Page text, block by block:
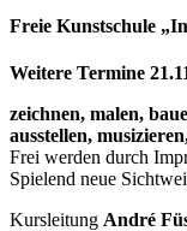
Freie Kunstschule
Weitere Termine
zeichnen, malen,
ausstellen,
Frei werden durch
Spielend neue
Kursleitung André